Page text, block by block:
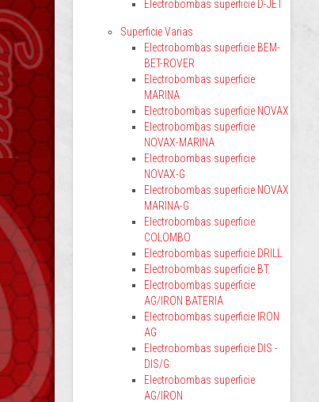
Electrobombas superficie D-JET
Superficie Varias
Electrobombas superficie BEM-
BET-ROVER
Electrobombas superficie
MARINA
Electrobombas superficie NOVAX
Electrobombas superficie
NOVAX-MARINA
Electrobombas superficie
NOVAX-G
Electrobombas superficie NOVAX
MARINA-G
Electrobombas superficie
COLOMBO
Electrobombas superficie DRILL
Electrobombas superficie BT
Electrobombas superficie
AG/IRON BATERIA
Electrobombas superficie IRON
AG
Electrobombas superficie DIS -
DIS/G
Electrobombas superficie
AG/IRON